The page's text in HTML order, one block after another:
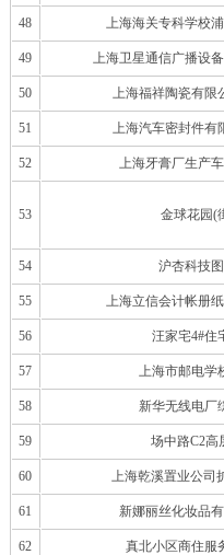
48 上海海关专科学校
49 上海卫星通信广播设
50 上海福祥陶瓷有限
51 上海汽车密封件有
52 上海牙膏厂生产
53 金球花园(
54 沪杏科技
55 上海立信会计帐册
56 汪家宅4#住
57 上海市邮电学
58 新华无线电厂
59 场中路C2高
60 上海乾溪置业公司
61 新娜丽丝化妆品
62 真北小区商住服